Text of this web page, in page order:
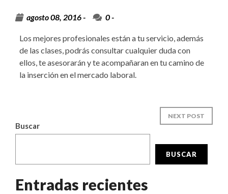
agosto 08, 2016 - 0-
Los mejores profesionales están a tu servicio, además
de las clases, podrás consultar cualquier duda con
ellos, te asesorarán y te acompañaran en tu camino de
la inserción en el mercado laboral.
NEXT POST
Buscar
BUSCAR
Entradas recientes